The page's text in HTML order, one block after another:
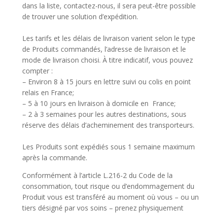
dans la liste, contactez-nous, il sera peut-être possible
de trouver une solution d’expédition.
Les tarifs et les délais de livraison varient selon le type
de Produits commandés, l’adresse de livraison et le
mode de livraison choisi. À titre indicatif, vous pouvez
compter :
– Environ 8 à 15 jours en lettre suivi ou colis en point
relais en France;
– 5 à 10 jours en livraison à domicile en France;
– 2 à 3 semaines pour les autres destinations, sous
réserve des délais d’acheminement des transporteurs.
Les Produits sont expédiés sous 1 semaine maximum
après la commande.
Conformément à l’article L.216-2 du Code de la
consommation, tout risque ou d’endommagement du
Produit vous est transféré au moment où vous – ou un
tiers désigné par vos soins – prenez physiquement